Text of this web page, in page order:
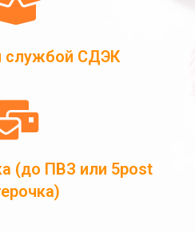
службой СДЭК
(до ПВЗ или 5post